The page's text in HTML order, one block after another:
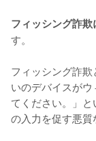
フィッシング詐
す。
フィッシング詐
いのデバイスが
てください。」
の入力を促す悪質